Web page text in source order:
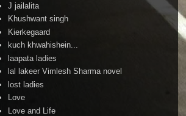
J jailalita
Khushwant singh
Kierkegaard
kuch khwahishein...
laapata ladies
lal lakeer Vimlesh Sharma novel
lost ladies
Love
Love and Life